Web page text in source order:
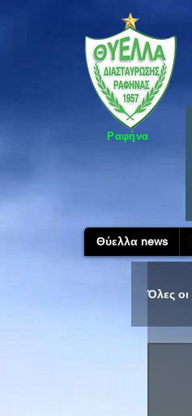
Ραφήνα
Θύελλα news
Όλες οι